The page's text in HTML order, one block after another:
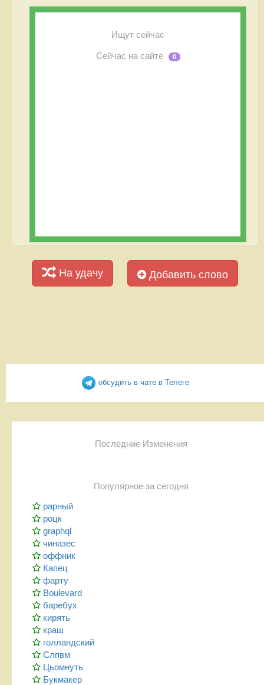
Ищут сейчас
Сейчас на сайте 0
На удачу Добавить слово
обсудить в чате в Телеге
Последние Изменения
Популярное за сегодня
рарный
роцк
graphql
чиназес
оффник
Капец
фарту
Boulevard
баребух
кирять
краш
голландский
Слпвм
Цьомнуть
Букмакер